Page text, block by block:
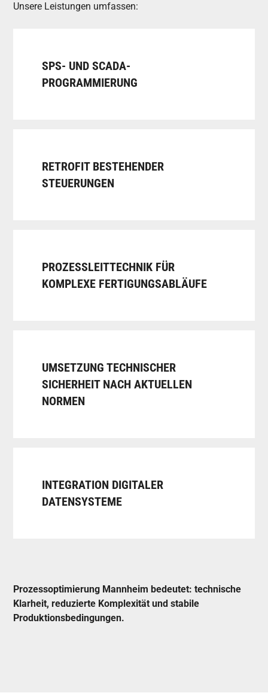
Unsere Leistungen umfassen:
SPS- UND SCADA-
PROGRAMMIERUNG
RETROFIT BESTEHENDER
STEUERUNGEN
PROZESSLEITTECHNIK FÜR
KOMPLEXE FERTIGUNGSABLÄUFE
UMSETZUNG TECHNISCHER
SICHERHEIT NACH AKTUELLEN
NORMEN
INTEGRATION DIGITALER
DATENSYSTEME
Prozessoptimierung Mannheim bedeutet: technische
Klarheit, reduzierte Komplexität und stabile
Produktionsbedingungen.